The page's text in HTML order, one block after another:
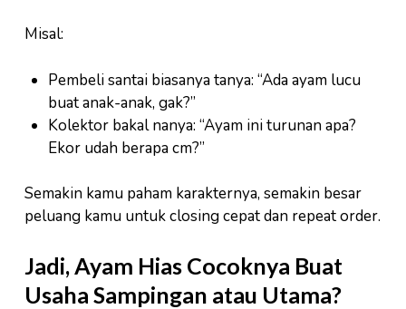
Misal:
Pembeli santai biasanya tanya: “Ada ayam lucu
buat anak-anak, gak?”
Kolektor bakal nanya: “Ayam ini turunan apa?
Ekor udah berapa cm?”
Semakin kamu paham karakternya, semakin besar
peluang kamu untuk closing cepat dan repeat order.
Jadi, Ayam Hias Cocoknya Buat
Usaha Sampingan atau Utama?